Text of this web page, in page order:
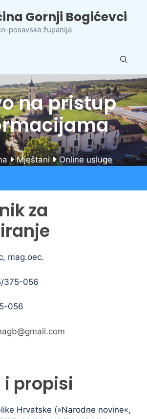
Gornji Bogićevci
posavska županija
na pristup
Mještani Online usluge
za
mag.oec.
375-056
056
i propisi
Hrvatske (»Narodne novine«,